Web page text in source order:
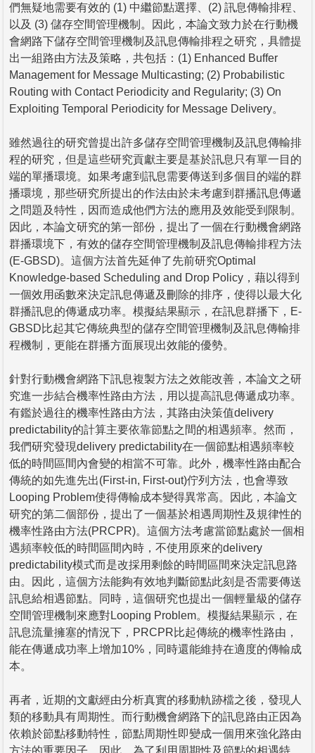
們無疑地需要有效的 (1) 中繼節點選擇、(2) 訊息傳輸排程、
以及 (3) 儲存空間管理機制。因此，本論文致力於在行動機
會網路下儲存空間管理機制及訊息傳輸排程之研究，具體提
出一組路由方法及策略，共包括：(1) Enhanced Buffer
Management for Message Multicasting; (2) Probabilistic
Routing with Contact Periodicity and Regularity; (3) On
Exploiting Temporal Periodicity for Message Delivery。
雖然過往的研究曾提出許多儲存空間管理機制及訊息傳輸排
程的研究，但是這些研究貢獻主要是基於訊息只有單一目的
端的單播環境。如果考慮到訊息需要傳送到多個目的端的群
播環境，那些研究所提出的作法由於未考慮到群播訊息傳遞
之問題及特性，因而造成他們方法的應用及效能受到限制。
因此，本論文研究的第一部份，提出了一個在行動機會網路
群播環境下，有效的儲存空間管理機制及訊息傳輸排程方法
(E-GBSD)。這個方法首先延伸了先前研究Optimal
Knowledge-based Scheduling and Drop Policy，藉以得到
一個效用函數來決定訊息傳遞及刪除的排序，使得以最大化
群播訊息的傳遞成功率。模擬結果顯示，在訊息群播下，E-
GBSD比起其它傳統典型的儲存空間管理機制及訊息傳輸排
程機制，更能在群播方面展現出效能的優勢。
針對行動機會網路下訊息複製方法之效能改善，本論文之研
究進一步結合機率性路由方法，用以提高訊息傳遞成功率。
有鑑於過往的機率性路由方法，其路由決策值delivery
predictability的計算主要依靠節點之間的相遇頻率。然而，
我們研究發現delivery predictability在一個節點相遇頻率較
低的時間區間內會變的相當不可靠。此外，機率性路由配合
傳統的如先進先出(First-in, First-out)佇列方法，也會導致
Looping Problem使得傳輸成本變得異常高。因此，本論文
研究的第二個部份，提出了一個基於相遇周期性及規律性的
機率性路由方法(PRCPR)。這個方法考慮當節點處於一個相
遇頻率較低的時間區間內時，不使用原來的delivery
predictability模式而是改採用剩餘的時間區間來決定訊息路
由。因此，這個方法能夠有效地判斷節點此刻是否需要傳送
訊息給相遇節點。同時，這個研究也提出一個輕量級的儲存
空間管理機制來應對Looping Problem。模擬結果顯示，在
訊息流量擁塞的情況下，PRCPR比起傳統的機率性路由，
能在傳遞成功率上增加10%，同時還能維持在適度的傳輸成
本。
再者，近期的文獻經由分析真實的移動軌跡檔之後，發現人
類的移動具有周期性。而行動機會網路下的訊息路由正因為
依賴於節點移動特性，節點周期性即變成一個用來強化路由
方法的重要因子。因此，為了利用周期性及節點的相遇特